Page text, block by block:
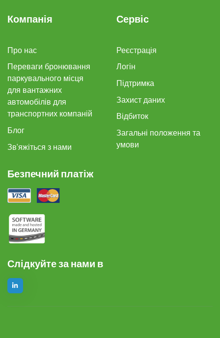
Компанія
Про нас
Переваги бронювання
паркувального місця
для вантажних
автомобілів для
транспортних компаній
Блог
Зв'яжіться з нами
Сервіс
Реєстрація
Логін
Підтримка
Захист даних
Відбиток
Загальні положення та
умови
Безпечний платіж
Слідкуйте за нами в